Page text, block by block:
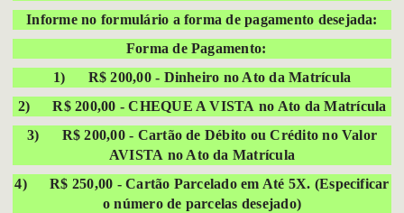
Informe no formulário a forma de pagamento desejada:
Forma de Pagamento:
1) R$ 200,00 - Dinheiro no Ato da Matrícula
2) R$ 200,00 - CHEQUE A VISTA no Ato da Matrícula
3) R$ 200,00 - Cartão de Débito ou Crédito no Valor
AVISTA no Ato da Matrícula
4) R$ 250,00 - Cartão Parcelado em Até 5X. (Especificar
o número de parcelas desejado)